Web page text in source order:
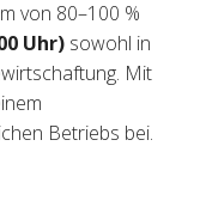
von 80–100 %
Uhr) sowohl in
Mit
Betriebs bei.